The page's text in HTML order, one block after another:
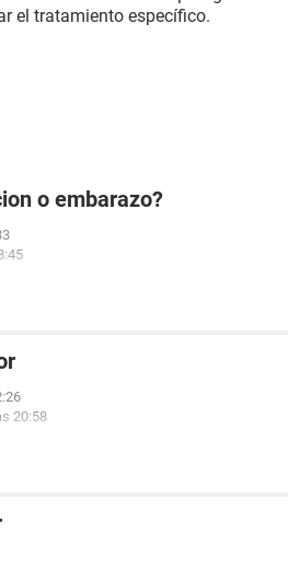
el tratamiento específico.
o embarazo?
20:58